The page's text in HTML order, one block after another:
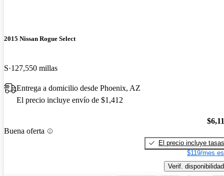
2015 Nissan Rogue Select
S 127,550 millas
Entrega a domicilio desde Phoenix, AZ
El precio incluye envío de $1,412
Buena oferta
El precio incluye tasas
$119/mes
Verif. disponibilidad